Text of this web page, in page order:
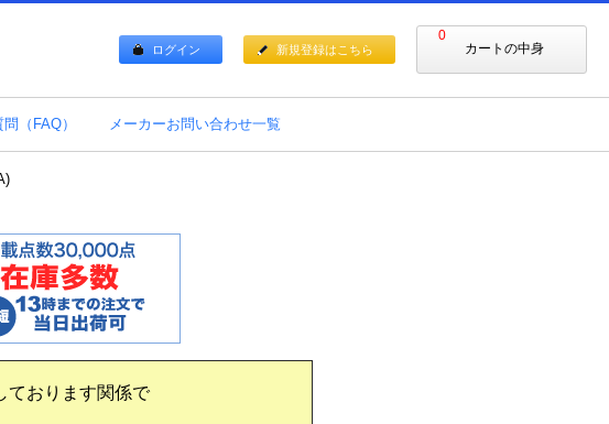
0
カートの中身
ログイン 新規登録はこちら
（FAQ） メーカーお問い合わせ一覧
ております関係で